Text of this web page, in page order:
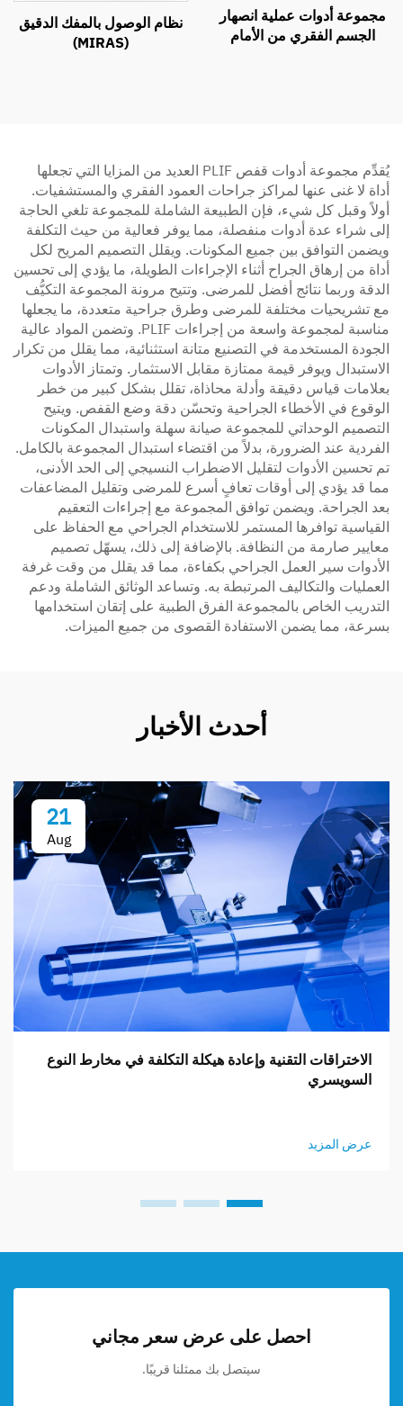
مجموعة أدوات عملية انصهار
الجسم الفقري من الأمام
نظام الوصول بالمفك الدقيق
(MIRAS)
يُقدِّم مجموعة أدوات قفص PLIF العديد من المزايا التي تجعلها
أداة لا غنى عنها لمراكز جراحات العمود الفقري والمستشفيات.
أولاً وقبل كل شيء، فإن الطبيعة الشاملة للمجموعة تلغي الحاجة
إلى شراء عدة أدوات منفصلة، مما يوفر فعالية من حيث التكلفة
ويضمن التوافق بين جميع المكونات. ويقلل التصميم المريح لكل
أداة من إرهاق الجراح أثناء الإجراءات الطويلة، ما يؤدي إلى تحسين
الدقة وربما نتائج أفضل للمرضى. وتتيح مرونة المجموعة التكيُّف
مع تشريحيات مختلفة للمرضى وطرق جراحية متعددة، ما يجعلها
مناسبة لمجموعة واسعة من إجراءات PLIF. وتضمن المواد عالية
الجودة المستخدمة في التصنيع متانة استثنائية، مما يقلل من تكرار
الاستبدال ويوفر قيمة ممتازة مقابل الاستثمار. وتمتاز الأدوات
بعلامات قياس دقيقة وأدلة محاذاة، تقلل بشكل كبير من خطر
الوقوع في الأخطاء الجراحية وتحسّن دقة وضع القفص. ويتيح
التصميم الوحداتي للمجموعة صيانة سهلة واستبدال المكونات
الفردية عند الضرورة، بدلاً من اقتضاء استبدال المجموعة بالكامل.
تم تحسين الأدوات لتقليل الاضطراب النسيجي إلى الحد الأدنى،
مما قد يؤدي إلى أوقات تعافٍ أسرع للمرضى وتقليل المضاعفات
بعد الجراحة. ويضمن توافق المجموعة مع إجراءات التعقيم
القياسية توافرها المستمر للاستخدام الجراحي مع الحفاظ على
معايير صارمة من النظافة. بالإضافة إلى ذلك، يسهّل تصميم
الأدوات سير العمل الجراحي بكفاءة، مما قد يقلل من وقت غرفة
العمليات والتكاليف المرتبطة به. وتساعد الوثائق الشاملة ودعم
التدريب الخاص بالمجموعة الفرق الطبية على إتقان استخدامها
بسرعة، مما يضمن الاستفادة القصوى من جميع الميزات.
أحدث الأخبار
21
Aug
الاختراقات التقنية وإعادة هيكلة التكلفة في مخارط النوع
السويسري
عرض المزيد
احصل على عرض سعر مجاني
سيتصل بك ممثلنا قريبًا.